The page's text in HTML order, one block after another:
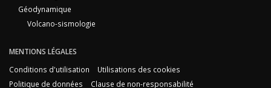
Géodynamique
Volcano-sismologie
MENTIONS LÉGALES
Conditions d'utilisation
Utilisations des cookies
Politique de données
Clause de non-responsabilité